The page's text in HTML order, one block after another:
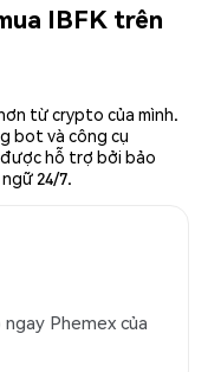
IBFK trên
từ crypto của mình.
bot và công cụ
hỗ trợ bởi bảo
24/7.
Phemex của